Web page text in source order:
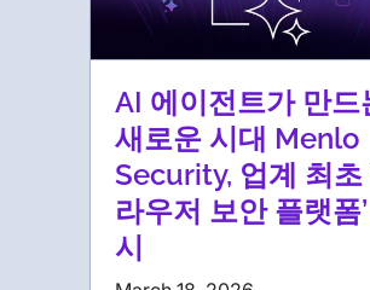
AI 에이전트가 만드
새로운 시대 Menlo
Security, 업계 최초
라우저 보안 플랫폼
시